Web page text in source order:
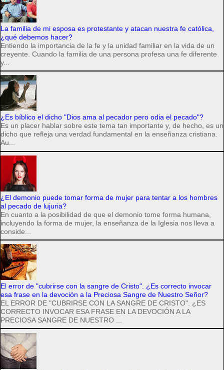
La familia de mi esposa es protestante y atacan nuestra fe católica,
¿qué debemos hacer?
Entiendo la importancia de la fe y la unidad familiar en la vida de un
creyente. Cuando la familia de una persona profesa una fe diferente
y...
¿Es bíblico el dicho "Dios ama al pecador pero odia el pecado"?
Es un placer hablar sobre este tema tan importante y, de hecho, es un
dicho que refleja una verdad fundamental en la enseñanza cristiana.
Au...
¿El demonio puede tomar forma de mujer para tentar a los hombres
al pecado de lujuria?
En cuanto a la posibilidad de que el demonio tome forma humana,
incluyendo la forma de mujer, la enseñanza de la Iglesia nos lleva a
conside...
El error de "cubrirse con la sangre de Cristo". ¿Es correcto invocar
esa frase en la devoción a la Preciosa Sangre de Nuestro Señor?
EL ERROR DE "CUBRIRSE CON LA SANGRE DE CRISTO". ¿ES
CORRECTO INVOCAR ESA FRASE EN LA DEVOCIÓN A LA
PRECIOSA SANGRE DE NUESTRO ...